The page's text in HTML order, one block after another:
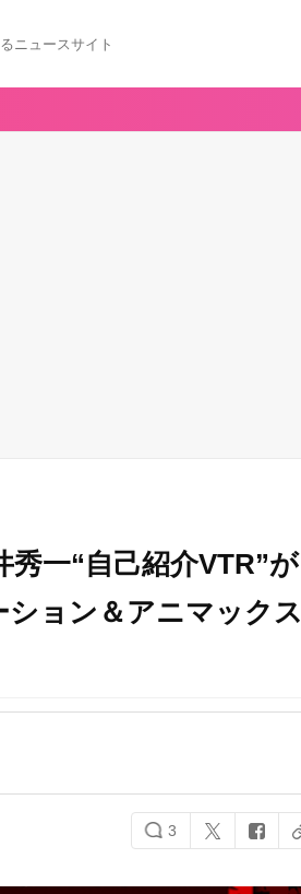
ニュースサイト
秀一“自己紹介VTR”が
ション＆アニマックス
3